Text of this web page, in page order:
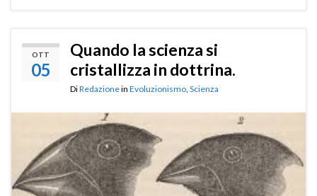
OTT
05
Quando la scienza si
cristallizza in dottrina.
DiRedazionein Evoluzionismo Scienza